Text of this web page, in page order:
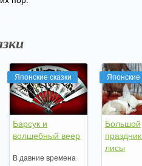
Японские сказки
Барсук и
волшебный веер
В давние времена
Японские
Большой
лисы